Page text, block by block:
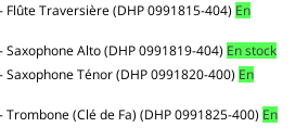
Flûte Traversière (DHP 0991815-404) En
Saxophone Alto (DHP 0991819-404) En stock
Saxophone Ténor (DHP 0991820-400) En
Trombone (Clé de Fa) (DHP 0991825-400) En